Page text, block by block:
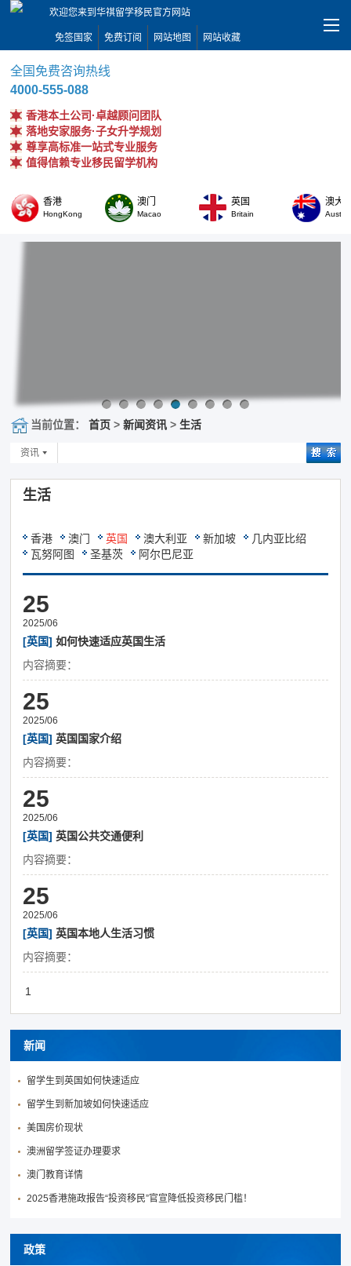
欢迎您来到华祺留学移民官方网站
免签国家 免费订阅 网站地图 网站收藏
全国免费咨询热线
4000-555-088
香港本土公司·卓越顾问团队
落地安家服务·子女升学规划
尊享高标准一站式专业服务
值得信赖专业移民留学机构
香港
HongKong
澳门
Macao
英国
Britain
澳大
当前位置： 首页 >新闻资讯 >生活
资讯
生活
香港 澳门 英国 澳大利亚 新加坡
几内亚比绍
瓦努阿图
圣基茨 阿尔巴尼亚
25
2025/06
[英国] 如何快速适应英国生活
内容摘要：
25
2025/06
[英国] 英国国家介绍
内容摘要：
25
2025/06
[英国] 英国公共交通便利
内容摘要：
25
2025/06
[英国] 英国本地人生活习惯
内容摘要：
1
新闻
留学生到英国如何快速适应
留学生到新加坡如何快速适应
美国房价现状
澳洲留学签证办理要求
澳门教育详情
2025香港施政报告“投资移民”官宣降低投资移民门槛！
政策